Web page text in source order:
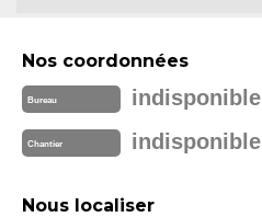
Nos coordonnées
Bureau indisponible
Chantier indisponible
Nous localiser